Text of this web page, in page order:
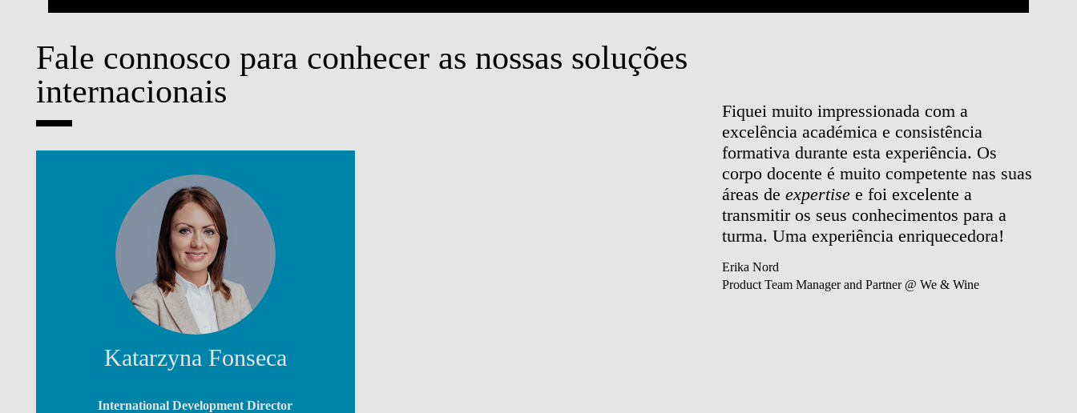
Fale connosco para conhecer as nossas soluções
internacionais
Katarzyna Fonseca
International Development Director
foi realemente fantástica. É uma estrutura
excecional e de “ponta”, com uma
impressionante localização. A Nova SBE
proporcionou-me uma experiência única,
com excelentes professores, que
promoveram discussões enriquecedoras e a
contribuíram para o meu dia a dia
profissional.
Juliana Rodrigues de Souza Bernardes
Diretora Financeira @ Choperia Estação Vila
Fiquei muito impressionada com a
excelência académica e consistência
formativa durante esta experiência. Os
corpo docente é muito competente nas suas
áreas deexpertisee foi excelente a
transmitir os seus conhecimentos para a
turma. Uma experiência enriquecedora!
Erika Nord
Product Team Manager and Partner @ We & Wine